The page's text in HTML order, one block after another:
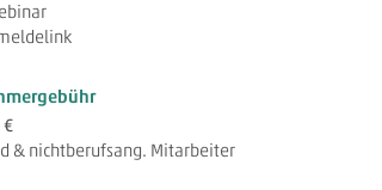
€
& nichtberufsang. Mitarbeiter